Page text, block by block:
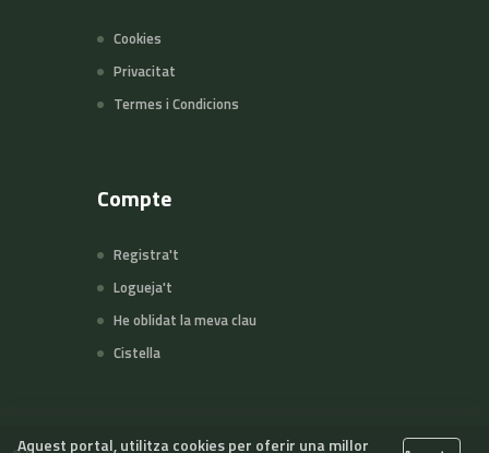
Cookies
Privacitat
Termes i Condicions
Compte
Registra't
Logueja't
He oblidat la meva clau
Cistella
Aquest portal, utilitza cookies per oferir una millor